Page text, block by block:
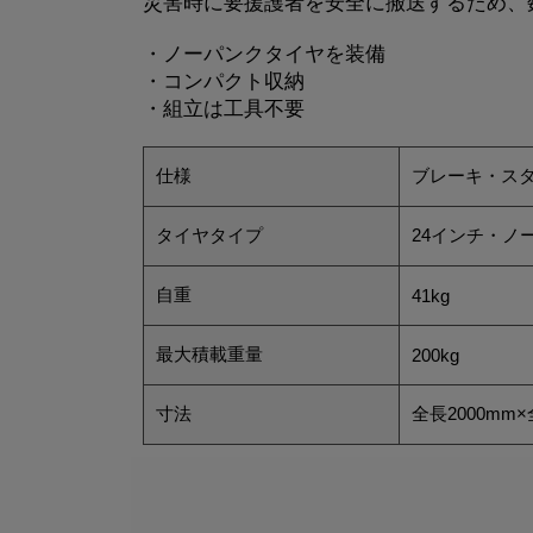
・ノーパンクタイヤを装備
・コンパクト収納
・組立は工具不要
仕様 ブレーキ・ス
タイヤタイプ 24インチ・ノ
自重 41kg
最大積載重量 200kg
寸法 全長2000mm×